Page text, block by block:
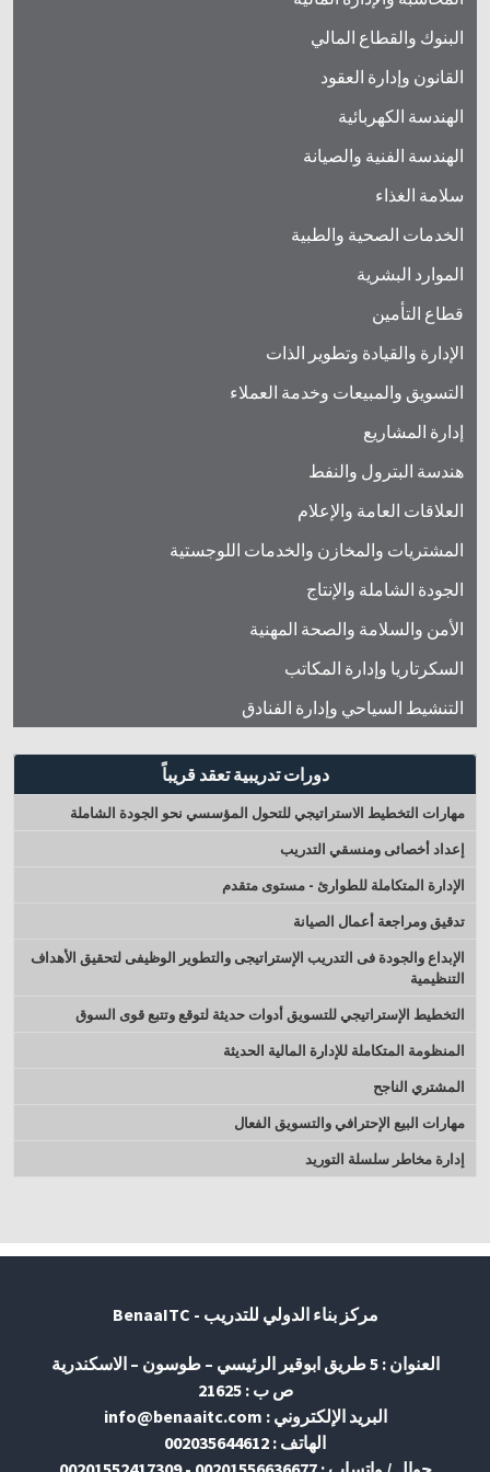
البنوك والقطاع المالي
القانون وإدارة العقود
الهندسة الكهربائية
الهندسة الفنية والصيانة
سلامة الغذاء
الخدمات الصحية والطبية
الموارد البشرية
قطاع التأمين
الإدارة والقيادة وتطوير الذات
التسويق والمبيعات وخدمة العملاء
إدارة المشاريع
هندسة البترول والنفط
العلاقات العامة والإعلام
المشتريات والمخازن والخدمات اللوجستية
الجودة الشاملة والإنتاج
الأمن والسلامة والصحة المهنية
السكرتاريا وإدارة المكاتب
التنشيط السياحي وإدارة الفنادق
دورات تدريبية تعقد قريباً
مهارات التخطيط الاستراتيجي للتحول المؤسسي نحو الجودة الشاملة
إعداد أخصائى ومنسقي التدريب
الإدارة المتكاملة للطوارئ - مستوى متقدم
تدقيق ومراجعة أعمال الصيانة
الإبداع والجودة فى التدريب الإستراتيجى والتطوير الوظيفى لتحقيق الأهداف
التنظيمية
التخطيط الإستراتيجي للتسويق أدوات حديثة لتوقع وتتبع قوى السوق
المنظومة المتكاملة للإدارة المالية الحديثة
المشتري الناجح
مهارات البيع الإحترافي والتسويق الفعال
إدارة مخاطر سلسلة التوريد
مركز بناء الدولي للتدريب - BenaaITC
العنوان : 5 طريق ابوقير الرئيسي – طوسون – الاسكندرية
ص ب : 21625
البريد الإلكتروني : info@benaaitc.com
الهاتف : 002035644612